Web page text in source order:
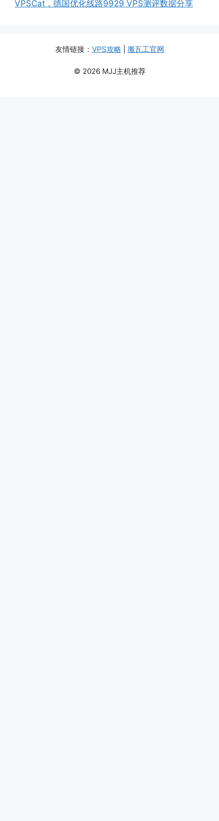
VPSCat，德国优化线路9929 VPS测评数据分享
友情链接： VPS攻略 搬瓦工官网
© 2026 MJJ主机推荐